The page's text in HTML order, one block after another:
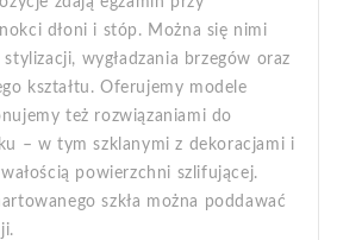
dłoni i stóp. Można się nimi
stylizacji, wygładzania brzegów oraz
kształtu. Oferujemy modele
też rozwiązaniami do
– w tym szklanymi z dekoracjami i
powierzchni szlifującej.
szkła można poddawać